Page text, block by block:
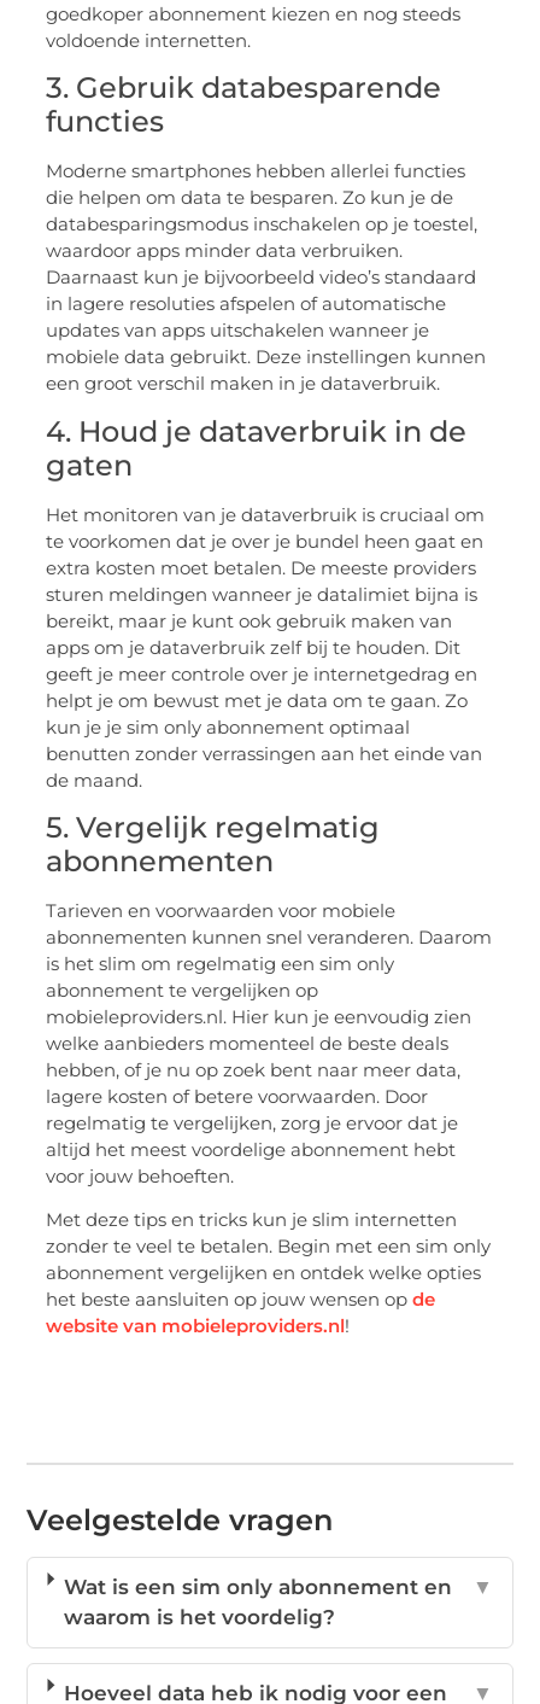
goedkoper abonnement kiezen en nog steeds
voldoende internetten.
3. Gebruik databesparende
functies
Moderne smartphones hebben allerlei functies
die helpen om data te besparen. Zo kun je de
databesparingsmodus inschakelen op je toestel,
waardoor apps minder data verbruiken.
Daarnaast kun je bijvoorbeeld video’s standaard
in lagere resoluties afspelen of automatische
updates van apps uitschakelen wanneer je
mobiele data gebruikt. Deze instellingen kunnen
een groot verschil maken in je dataverbruik.
4. Houd je dataverbruik in de
gaten
Het monitoren van je dataverbruik is cruciaal om
te voorkomen dat je over je bundel heen gaat en
extra kosten moet betalen. De meeste providers
sturen meldingen wanneer je datalimiet bijna is
bereikt, maar je kunt ook gebruik maken van
apps om je dataverbruik zelf bij te houden. Dit
geeft je meer controle over je internetgedrag en
helpt je om bewust met je data om te gaan. Zo
kun je je sim only abonnement optimaal
benutten zonder verrassingen aan het einde van
de maand.
5. Vergelijk regelmatig
abonnementen
Tarieven en voorwaarden voor mobiele
abonnementen kunnen snel veranderen. Daarom
is het slim om regelmatig een sim only
abonnement te vergelijken op
mobieleproviders.nl. Hier kun je eenvoudig zien
welke aanbieders momenteel de beste deals
hebben, of je nu op zoek bent naar meer data,
lagere kosten of betere voorwaarden. Door
regelmatig te vergelijken, zorg je ervoor dat je
altijd het meest voordelige abonnement hebt
voor jouw behoeften.
Met deze tips en tricks kun je slim internetten
zonder te veel te betalen. Begin met een sim only
abonnement vergelijken en ontdek welke opties
het beste aansluiten op jouw wensen opde
website van mobieleproviders.nl!
Veelgestelde vragen
Wat is een sim only abonnement en
waarom is het voordelig?
▼
Hoeveel data heb ik nodig voor een ▼